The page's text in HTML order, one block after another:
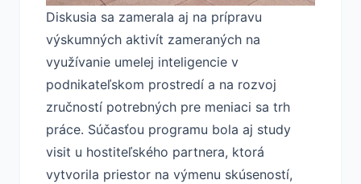
Diskusia sa zamerala aj na prípravu
výskumných aktivít zameraných na
využívanie umelej inteligencie v
podnikateľskom prostredí a na rozvoj
zručností potrebných pre meniaci sa trh
práce. Súčasťou programu bola aj study
visit u hostiteľského partnera, ktorá
vytvorila priestor na výmenu skúseností,